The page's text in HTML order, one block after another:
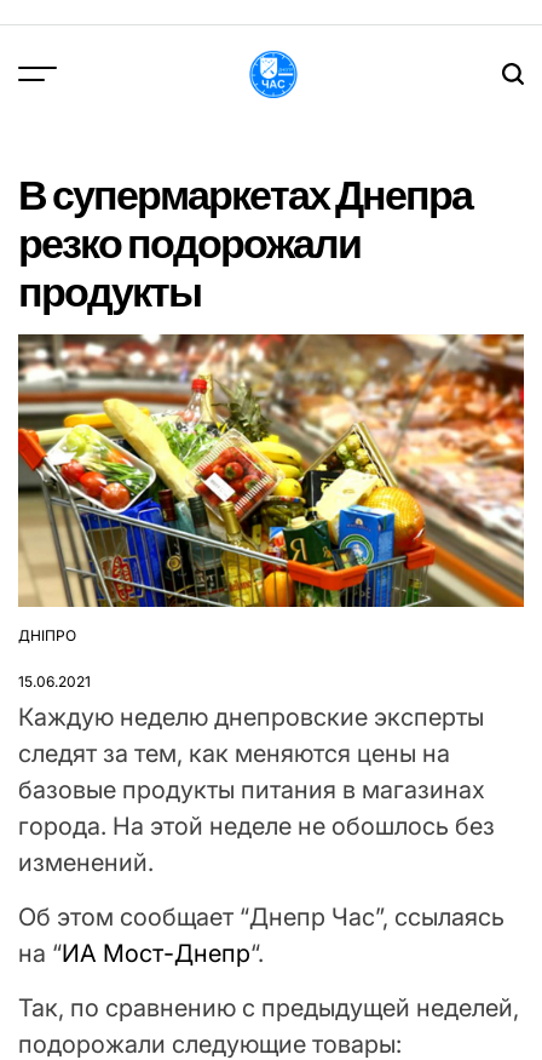
вмісту
В супермаркетах Днепра
резко подорожали
продукты
ОПУБЛІКУВАТИ
ДНІПРО
15.06.2021
Каждую неделю днепровские эксперты
следят за тем, как меняются цены на
базовые продукты питания в магазинах
города. На этой неделе не обошлось без
изменений.
Об этом сообщает “Днепр Час”, ссылаясь
на “ИА Мост-Днепр“.
Так, по сравнению с предыдущей неделей,
подорожали следующие товары: